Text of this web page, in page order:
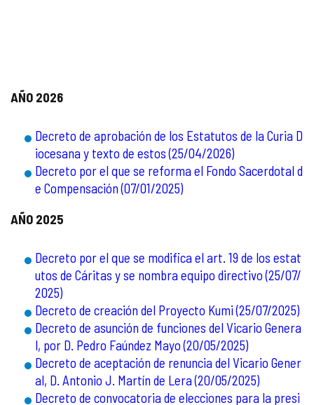
AÑO 2026
Decreto de aprobación de los Estatutos de la Curia D
iocesana y texto de estos (25/04/2026)
Decreto por el que se reforma el Fondo Sacerdotal d
e Compensación (07/01/2025)
AÑO 2025
Decreto por el que se modifica el art. 19 de los estat
utos de Cáritas y se nombra equipo directivo (25/07/
2025)
Decreto de creación del Proyecto Kumi (25/07/2025)
Decreto de asunción de funciones del Vicario Genera
l, por D. Pedro Faúndez Mayo (20/05/2025)
Decreto de aceptación de renuncia del Vicario Gener
al, D. Antonio J. Martín de Lera (20/05/2025)
Decreto de convocatoria de elecciones para la presi